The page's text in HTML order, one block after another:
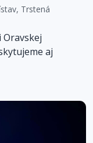
Trstená
aj